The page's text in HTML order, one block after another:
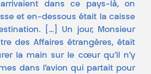
dans ce pays-là, on
et en-dessous était la caisse
[…] Un jour, Monsieur
des Affaires étrangères, était
la main sur le cœur qu’il n’y
dans l’avion qui partait pour